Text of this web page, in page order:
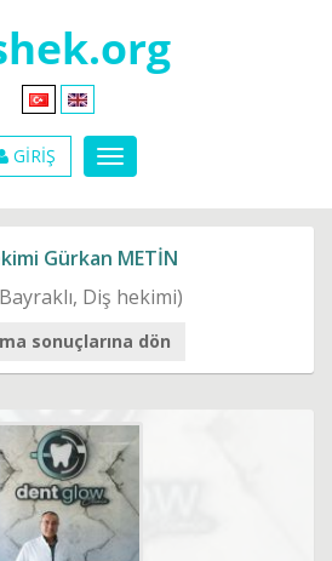
GİRİŞ
Gürkan METİN
Diş hekimi)
sonuçlarına dön